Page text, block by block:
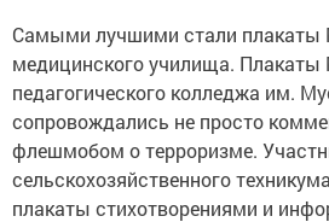
Самыми лучшими стали плакаты
медицинского училища. Плакаты
педагогического колледжа им.
сопровождались не просто
флешмобом о терроризме.
сельскохозяйственного
плакаты стихотворениями и